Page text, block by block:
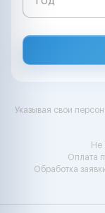
Указывая свои
Не
Оплата
Обработка